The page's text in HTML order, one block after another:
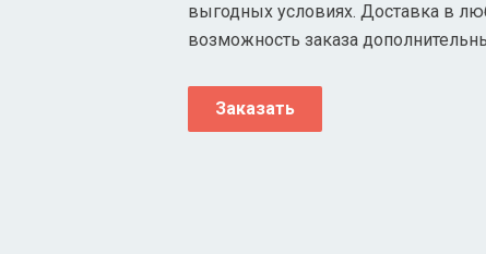
выгодных условиях. Доставка в
возможность заказа
Заказать